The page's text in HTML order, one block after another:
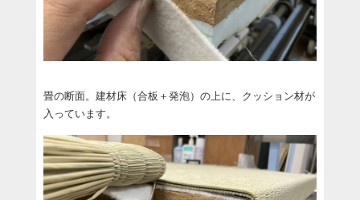
畳の断面。建材床（合板＋発泡）の上に、クッション材が
入っています。